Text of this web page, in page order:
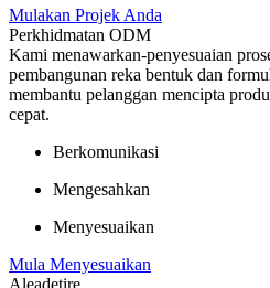
Mulakan Projek Anda
Perkhidmatan ODM
Kami menawarkan-penyesuaian
pembangunan reka bentuk dan
membantu pelanggan mencipta
cepat.
Berkomunikasi
Mengesahkan
Menyesuaikan
Mula Menyesuaikan
Aleadetire